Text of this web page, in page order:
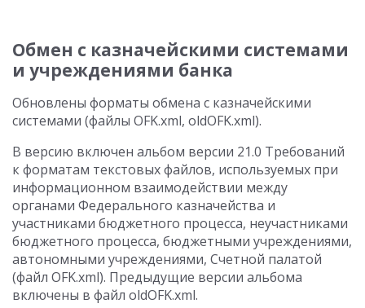
Обмен с казначейскими системами
и учреждениями банка
Обновлены форматы обмена с казначейскими
системами (файлы OFK.xml, oldOFK.xml).
В версию включен альбом версии 21.0 Требований
к форматам текстовых файлов, используемых при
информационном взаимодействии между
органами Федерального казначейства и
участниками бюджетного процесса, неучастниками
бюджетного процесса, бюджетными учреждениями,
автономными учреждениями, Счетной палатой
(файл OFK.xml). Предыдущие версии альбома
включены в файл oldOFK.xml.